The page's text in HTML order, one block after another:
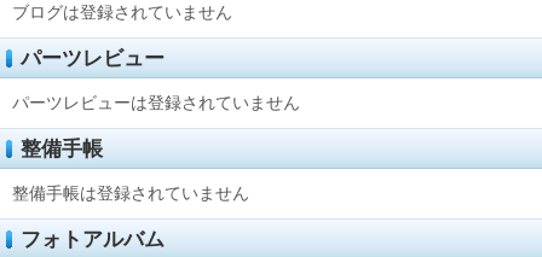
ブログは登録されていません
パーツレビュー
パーツレビューは登録されていません
整備手帳
整備手帳は登録されていません
フォトアルバム